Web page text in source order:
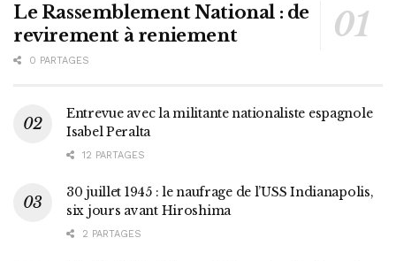
Le Rassemblement National : de
revirement à reniement
0 PARTAGES
Entrevue avec la militante nationaliste espagnole
Isabel Peralta
12 PARTAGES
30 juillet 1945 : le naufrage de l’USS Indianapolis,
six jours avant Hiroshima
2 PARTAGES